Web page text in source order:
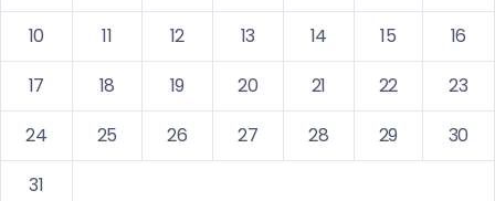
10
11 12 13 14 15
16
17
18 19 20 21 22
23
24
25 26 27 28 29
30
31